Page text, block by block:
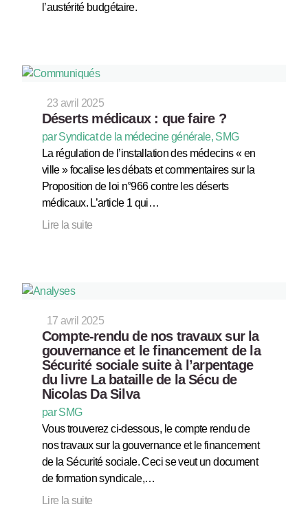
l’austérité budgétaire.
23 avril 2025
Déserts médicaux : que faire ?
par Syndicat de la médecine générale, SMG
La régulation de l’installation des médecins « en
ville » focalise les débats et commentaires sur la
Proposition de loi n°966 contre les déserts
médicaux. L’article 1 qui…
Lire la suite
17 avril 2025
Compte-rendu de nos travaux sur la
gouvernance et le financement de la
Sécurité sociale suite à l’arpentage
du livre La bataille de la Sécu de
Nicolas Da Silva
par SMG
Vous trouverez ci-dessous, le compte rendu de
nos travaux sur la gouvernance et le financement
de la Sécurité sociale. Ceci se veut un document
de formation syndicale,…
Lire la suite